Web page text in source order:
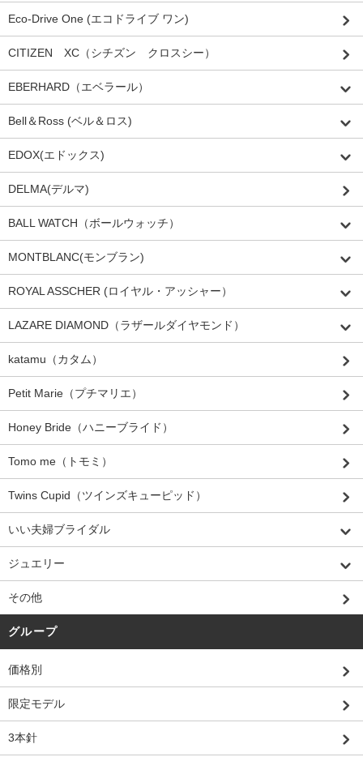
Eco-Drive One (エコドライブ ワン)
CITIZEN XC（シチズン クロスシー）
EBERHARD（エベラール）
Bell＆Ross (ベル＆ロス)
EDOX(エドックス)
DELMA(デルマ)
BALL WATCH（ボールウォッチ）
MONTBLANC(モンブラン)
ROYAL ASSCHER (ロイヤル・アッシャー）
LAZARE DIAMOND（ラザールダイヤモンド）
katamu（カタム）
Petit Marie（プチマリエ）
Honey Bride（ハニーブライド）
Tomo me（トモミ）
Twins Cupid（ツインズキューピッド）
いい夫婦ブライダル
ジュエリー
その他
グループ
価格別
限定モデル
3本針